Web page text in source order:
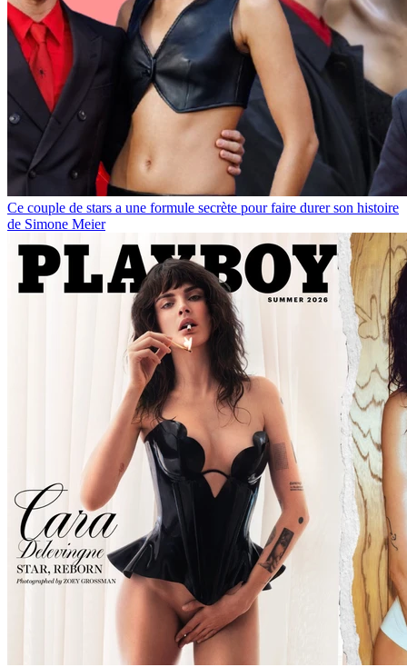
Ce couple de stars a une formule secrète pour faire durer son histoire
de Simone Meier